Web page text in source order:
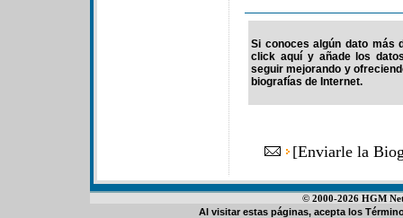
Si conoces algún dato más
click aquí y añade los
seguir mejorando y
biografías de Internet.
[Enviarle la
© 2000-2026 HGM
Al visitar estas páginas, acepta los